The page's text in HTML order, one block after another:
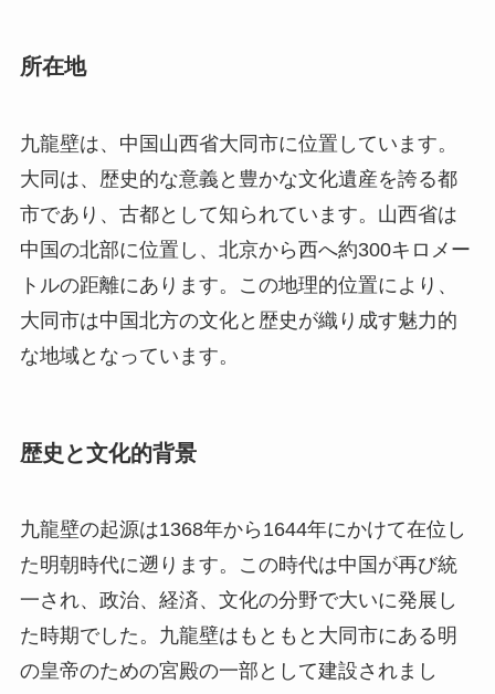
中国の北部に位置し、北京から西へ約300キロメー
大同市は中国北方の文化と歴史が織り成す魅力的
な地域となっています。
歴史と文化的背景
九龍壁の起源は1368年から1644年にかけて在位し
た時期でした。九龍壁はもともと大同市にある明
た。壁面には皇帝の権威と威厳を象徴する龍が描
かれており、その芸術的価値とともに政治的なメ
ッセージが込められています。
第二の段落として、九龍壁には数々の伝説が絡ん